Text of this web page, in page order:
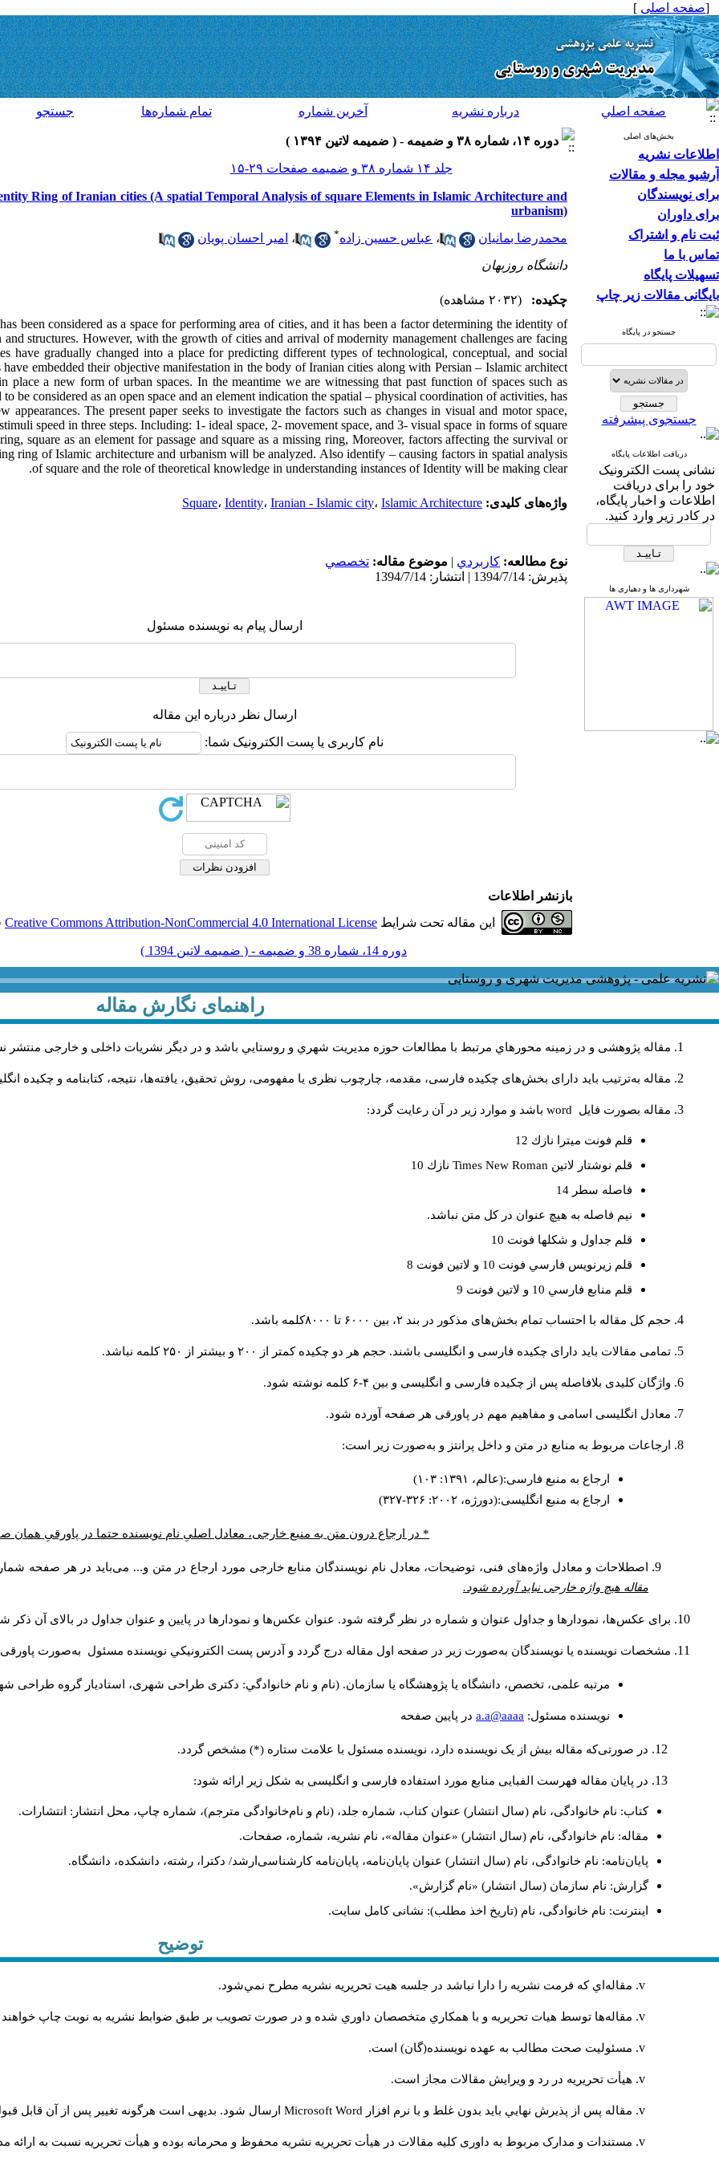
[صفحه اصلی ]
صفحه اصلي درباره نشريه آخرين شماره تمام شماره‌ها جستجو
بخش‌های اصلی
اطلاعات نشریه
آرشیو مجله و مقالات
برای نویسندگان
برای داوران
ثبت نام و اشتراک
تماس با ما
تسهیلات پایگاه
بایگانی مقالات زیر چاپ
جستجو در پایگاه
جستجوی پیشرفته
دریافت اطلاعات پایگاه
نشانی پست الکترونیک
خود را برای دریافت
اطلاعات و اخبار پایگاه،
در کادر زیر وارد کنید.
شهرداری ها و دهیاری ها
دوره ۱۴، شماره ۳۸ و ضميمه - ( ضميمه لاتين ۱۳۹۴ )
جلد ۱۴ شماره ۳۸ و ضميمه صفحات ۲۹-۱۵
Ring of Iranian cities (A spatial Temporal Analysis of square Elements in Islamic Architecture and
urbanism)
محمدرضا بمانیان ، عباس حسین زاده* ، امیر احسان پویان
دانشگاه روزبهان
چکیده:
(۲۰۳۲ مشاهده)
been considered as a space for performing area of cities, and it has been a factor determining the identity of
and structures. However, with the growth of cities and arrival of modernity management challenges are facing
have gradually changed into a place for predicting different types of technological, conceptual, and social
have embedded their objective manifestation in the body of Iranian cities along with Persian – Islamic architect
place a new form of urban spaces. In the meantime we are witnessing that past function of spaces such as
to be considered as an open space and an element indication the spatial – physical coordination of activities, has
appearances. The present paper seeks to investigate the factors such as changes in visual and motor space,
speed in three steps. Including: 1- ideal space, 2- movement space, and 3- visual space in forms of square
square as an element for passage and square as a missing ring, Moreover, factors affecting the survival or
ring of Islamic architecture and urbanism will be analyzed. Also identify – causing factors in spatial analysis
of square and the role of theoretical knowledge in understanding instances of Identity will be making clear.
واژه‌های کلیدی: Square، Identity، Iranian - Islamic city، Islamic Architecture
نوع مطالعه: كاربردي | موضوع مقاله: تخصصي
پذیرش: 1394/7/14 | انتشار: 1394/7/14
ارسال پیام به نویسنده مسئول
ارسال نظر درباره این مقاله
نام کاربری یا پست الکترونیک شما:
بازنشر اطلاعات
این مقاله تحت شرایط Creative Commons Attribution-NonCommercial 4.0 International License
دوره 14، شماره 38 و ضميمه - ( ضميمه لاتين 1394 )
راهنمای نگارش مقاله
مقاله پژوهشی و در زمینه محورهاي مرتبط با مطالعات حوزه مديريت شهري و روستايي باشد و در دیگر نشریات داخلی و خارجی منتشر
مقاله به‌ترتیب باید دارای بخش‌های چکیده فارسی، مقدمه، چارچوب نظری یا مفهومی، روش تحقیق، یافته‌ها، نتیجه، کتابنامه و چکیده
مقاله بصورت فايل word باشد و موارد زير در آن رعايت گردد:
قلم فونت ميترا نازك 12
قلم نوشتار لاتين Times New Roman نازك 10
فاصله سطر 14
نيم فاصله به هيچ عنوان در كل متن نباشد.
قلم جداول و شكلها فونت 10
قلم زيرنويس فارسي فونت 10 و لاتين فونت 8
قلم منابع فارسي 10 و لاتين فونت 9
حجم کل مقاله با احتساب تمام بخش‌های مذکور در بند ۲، بین ۶۰۰۰ تا ۸۰۰۰کلمه باشد.
تمامی مقالات باید دارای چکیده فارسی و انگلیسی باشند. حجم هر دو چکیده کمتر از ۲۰۰ و بیشتر از ۲۵۰ کلمه نباشد.
واژگان کلیدی بلافاصله پس از چکیده فارسی و انگلیسی و بین ۴-۶ کلمه نوشته شود.
معادل انگلیسی اسامی و مفاهیم مهم در پاورقی هر صفحه آورده شود.
ارجاعات مربوط به منابع در متن و داخل پرانتز و به‌صورت زیر است:
ارجاع به منبع فارسی:(عالم، ۱۳۹۱: ۱۰۳)
ارجاع به منبع انگلیسی:(دورژه، ۲۰۰۲: ۳۲۶-۳۲۷)
* در ارجاع درون متن به منبع خارجی، معادل اصلیِ نام نویسنده حتما در پاورقیِ همان
اصطلاحات و معادل واژه‌های فنی، توضیحات، معادل نام نویسندگان منابع خارجی مورد ارجاع در متن و... می‌باید در هر صفحه
مقاله هیچ واژه خارجی نباید آورده شود.
برای عکس‌ها، نمودارها و جداول عنوان و شماره در نظر گرفته شود. عنوان عکس‌ها و نمودارها در پایین و عنوان جداول در بالای آن ذکر
مشخصات نویسنده یا نویسندگان به‌صورت زیر در صفحه اول مقاله درج گردد و آدرس پست الكترونيكي نويسنده مسئول به‌صورت پاورقی
مرتبه علمی، تخصص، دانشگاه یا پژوهشگاه یا سازمان. (نام و نام خانوادگي: دکتری طراحی شهری، استادیار گروه طراحی
نويسنده مسئول: a.a@aaaa در پايين صفحه
در صورتی‌که مقاله بیش از یک نویسنده دارد، نویسنده مسئول با علامت ستاره (*) مشخص گردد.
در پایان مقاله فهرست الفبایی منابع مورد استفاده فارسی و انگلیسی به شکل زیر ارائه شود:
کتاب: نام خانوادگی، نام (سال انتشار) عنوان کتاب، شماره جلد، (نام و نام‌خانوادگی مترجم)، شماره چاپ، محل انتشار: انتشارات.
مقاله: نام خانوادگی، نام (سال انتشار) «عنوان مقاله»، نام نشریه، شماره، صفحات.
پایان‌نامه: نام خانوادگی، نام (سال انتشار) عنوان پایان‌نامه، پایان‌نامه کارشناسی‌ارشد/ دکترا، رشته، دانشکده، دانشگاه.
گزارش: نام سازمان (سال انتشار) «نام گزارش».
اینترنت: نام خانوادگی، نام (تاریخ اخذ مطلب): نشانی کامل سایت.
توضیح
مقاله‌اي كه فرمت نشريه را دارا نباشد در جلسه هيت تحريريه نشريه مطرح نمي‌شود.
مقاله‌ها توسط هیات تحريريه و با همکاري متخصصان داوري شده و در صورت تصويب بر طبق ضوابط نشريه به نوبت چاپ
مسئوليت صحت مطالب به عهده نويسنده(گان) است.
هيأت تحريريه در رد و ويرايش مقالات مجاز است.
مقاله پس از پذيرش نهايي باید بدون غلط و با نرم افزار Microsoft Word ارسال شود. بدیهی است هرگونه تغییر پس از آن قابل
مستندات و مدارک مربوط به داوری کلیه مقالات در هیأت تحریریه نشریه محفوظ و محرمانه بوده و هیأت تحریریه نسبت به ارائه